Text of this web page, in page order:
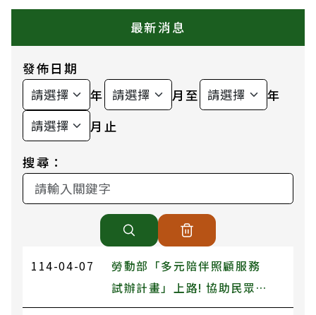
最新消息
發佈日期
年
月至
年
月止
搜尋：
114-04-07
勞動部「多元陪伴照顧服務
試辦計畫」上路! 協助民眾
照顧不離職